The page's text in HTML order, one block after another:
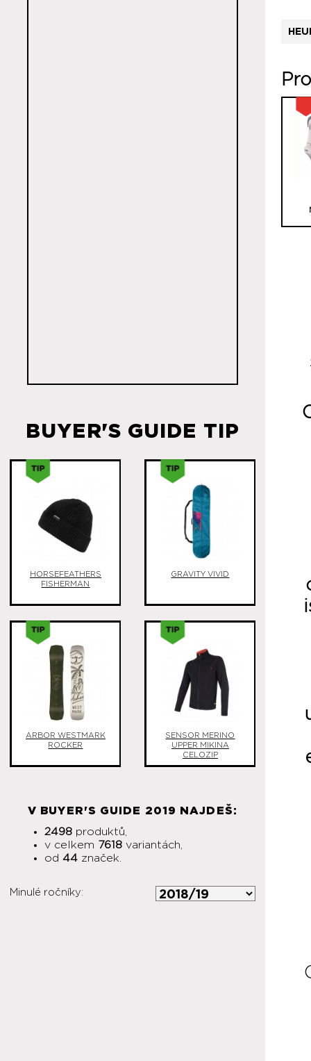
BUYER'S GUIDE TIP
HORSEFEATHERS
FISHERMAN
GRAVITY VIVID
ARBOR WESTMARK
ROCKER
SENSOR MERINO
UPPER MIKINA
CELOZIP
V BUYER'S GUIDE 2019 NAJDEŠ:
2498 produktů,
v celkem 7618 variantách,
od 44 značek.
Minulé ročníky: